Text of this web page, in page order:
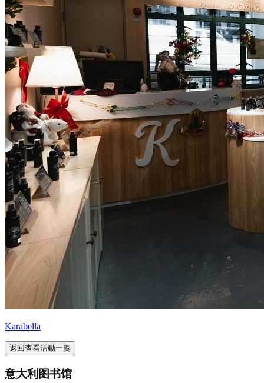
Karabella
返回查看活動一覧
意大利图书馆